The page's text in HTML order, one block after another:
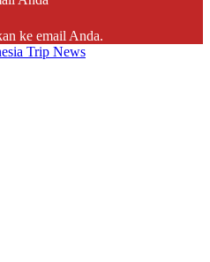
ke email Anda.
Trip News